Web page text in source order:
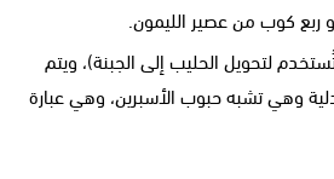
ربع كوب من عصير الليمون.
لتحويل الحليب إلى الجبنة)، ويتم
وهي تشبه حبوب الأسبرين، وهي عبارة